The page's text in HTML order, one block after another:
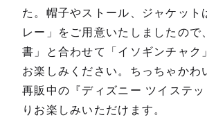
た。帽子やストール、ジャケット
レー」をご用意いたしましたの
書」と合わせて「イソギンチャク
お楽しみください。ちっちゃか
再販中の『ディズニー ツイステ
りお楽しみいただけます。